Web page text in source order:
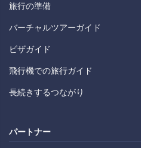
旅行の準備
バーチャルツアーガイド
ビザガイド
飛行機での旅行ガイド
長続きするつながり
パートナー